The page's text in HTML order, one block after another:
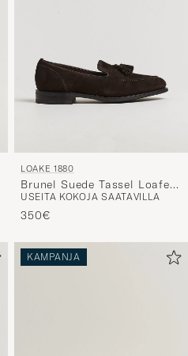
LOAKE 1880
Brunel Suede Tassel Loafer
Dark Brown
USEITA KOKOJA SAATAVILLA
350€
KAMPANJA